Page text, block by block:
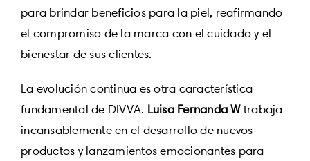
para brindar beneficios para la piel, reafirmando
el compromiso de la marca con el cuidado y el
bienestar de sus clientes.
La evolución continua es otra característica
fundamental de DIVVA. Luisa Fernanda W trabaja
incansablemente en el desarrollo de nuevos
productos y lanzamientos emocionantes para